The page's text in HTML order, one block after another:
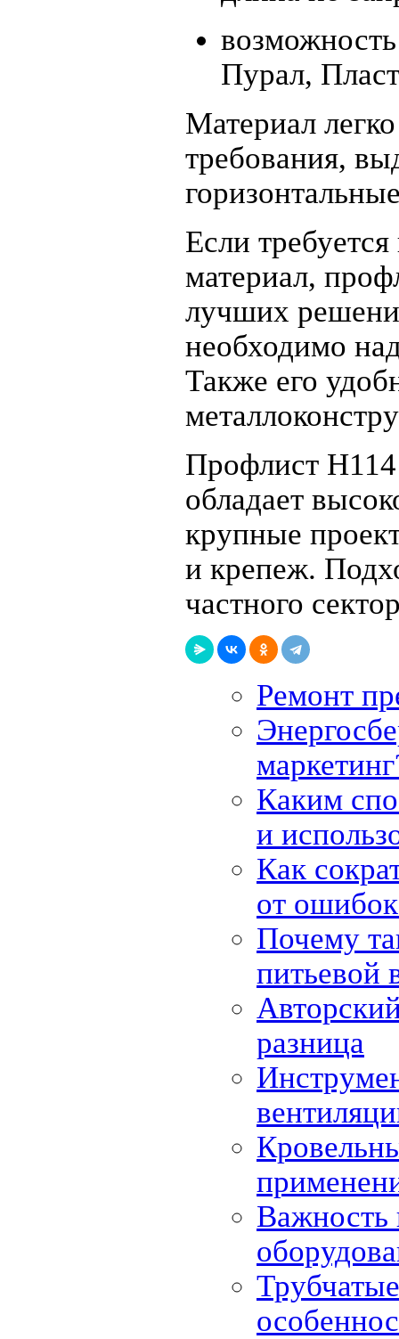
Пурал,
Материал
требования,
Если
материал,
лучших
необходимо
Также его
Профлист
обладает
крупные
и крепеж.
частного
Ремонт
Каким
и
Как
от
Почему
питьевой
разница